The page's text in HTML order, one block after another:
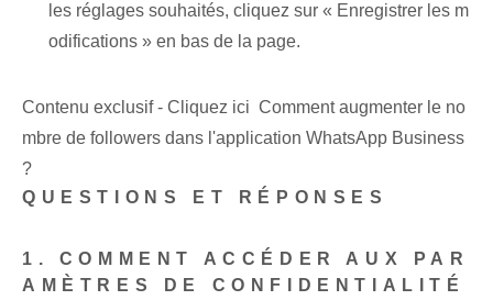
les réglages souhaités, cliquez sur « Enregistrer les m
odifications » en bas de la page.
Contenu exclusif - Cliquez ici Comment augmenter le no
mbre de followers dans l'application WhatsApp Business
?
QUESTIONS ET RÉPONSES
1. COMMENT ACCÉDER AUX PAR
AMÈTRES DE CONFIDENTIALITÉ